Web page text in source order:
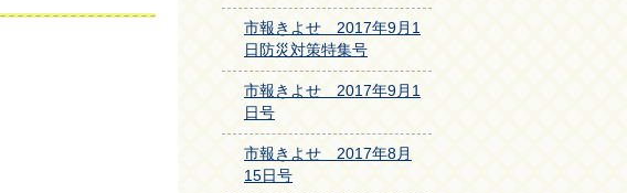
市報きよせ 2017年9月1
日防災対策特集号
市報きよせ 2017年9月1
日号
市報きよせ 2017年8月
15日号